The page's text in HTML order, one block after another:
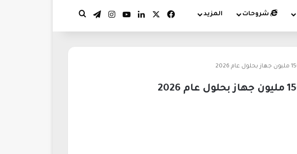
شروحات المزيد فيسبوك لينكدإن‫YouTubeانستقرام
تيلقرام